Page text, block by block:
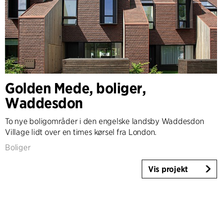
Golden Mede, boliger,
Waddesdon
To nye boligområder i den engelske landsby Waddesdon
Village lidt over en times kørsel fra London.
Boliger
Vis projekt